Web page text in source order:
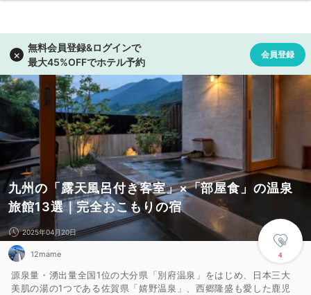
九州の「露天風呂付き客室」×「部屋食」の温泉
旅館13選｜完全おこもりの宿
4
2025年04月20日
12mame
源泉量・湧出量全国1位の大分県「別府温泉」をはじめ、日本三大
美肌の湯の1つである佐賀県「嬉野温泉」、西郷隆盛も愛した鹿児